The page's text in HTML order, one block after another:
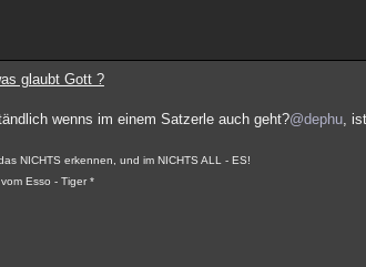
glaubt Gott ?
wenns im einem Satzerle auch geht?@dephu,
NICHTS erkennen, und im NICHTS ALL - ES!
Esso - Tiger *